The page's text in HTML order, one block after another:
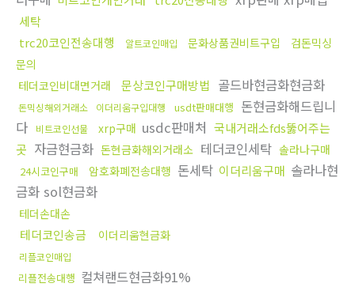
세탁
trc20코인전송대행
알트코인매입 문화상품권비트구입
검돈믹싱
문의
테더코인비대면거래
문상코인구매방법 골드바현금화현금화
돈믹싱해외거래소 이더리움구입대행 usdt판매대행 돈현금화해드립니
다
비트코인선물 xrp구매 usdc판매처 국내거래소fds뚫어주는
곳 자금현금화 돈현금화해외거래소 테더코인세탁 솔라나구매
24시코인구매 암호화폐전송대행 돈세탁 이더리움구매 솔라나현
금화 sol현금화
테더손대손
테더코인송금 이더리움현금화
리플코인매입
리플전송대행 컬쳐랜드현금화91%